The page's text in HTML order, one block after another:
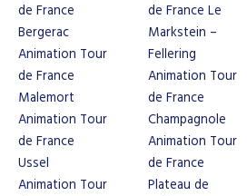
de France
Bergerac
Animation Tour
de France
Malemort
Animation Tour
de France
Ussel
Animation Tour
de France Le
Markstein –
Fellering
Animation Tour
de France
Champagnole
Animation Tour
de France
Plateau de